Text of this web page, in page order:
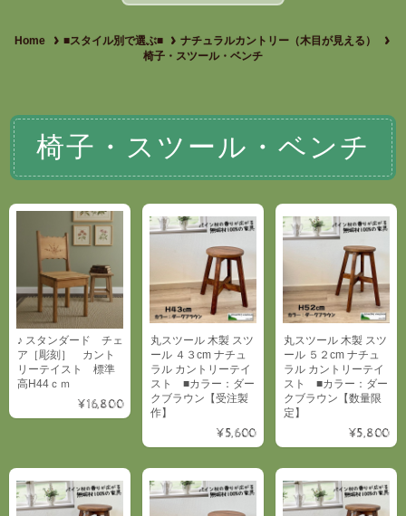
Home ■スタイル別で選ぶ■
ナチュラルカントリー（木目が見える）
椅子・スツール・ベンチ
椅子・スツール・ベンチ
♪ スタンダード チェ
ア［彫刻］ カント
リーテイスト 標準
高H44ｃｍ
¥16,800
丸スツール 木製 スツ
ール ４３cm ナチュ
ラル カントリーテイ
スト ■カラー：ダー
クブラウン【受注製
作】
¥5,600
丸スツール 木製 スツ
ール ５２cm ナチュ
ラル カントリーテイ
スト ■カラー：ダー
クブラウン【数量限
定】
¥5,800